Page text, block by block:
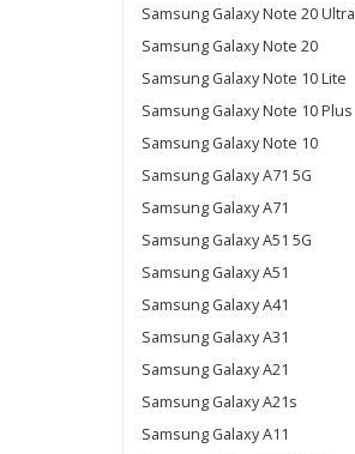
Samsung Galaxy Note 20 Ultra
Samsung Galaxy Note 20
Samsung Galaxy Note 10 Lite
Samsung Galaxy Note 10 Plus
Samsung Galaxy Note 10
Samsung Galaxy A71 5G
Samsung Galaxy A71
Samsung Galaxy A51 5G
Samsung Galaxy A51
Samsung Galaxy A41
Samsung Galaxy A31
Samsung Galaxy A21
Samsung Galaxy A21s
Samsung Galaxy A11